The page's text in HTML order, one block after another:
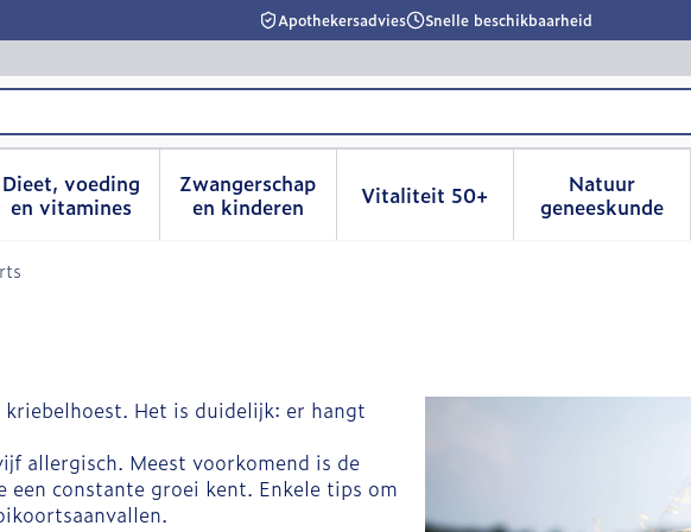
Apothekersadvies Snelle beschikbaarheid
voor Schoonheid, verzorging en hygiëne categorie
Dieet, voeding
en vitaminesToon submenu voor Dieet, voeding en vitamines categorie
Zwangerschap
en kinderenToon submenu voor Zwangerschap en
Vitaliteit 50+Toon submenu voor
Natuur
geneeskunde
Toon
Het is duidelijk: er hangt
allergisch. Meest voorkomend is de
constante groei kent. Enkele tips om